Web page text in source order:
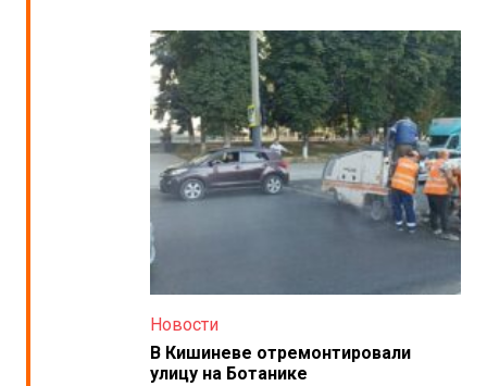
Новости
В Кишиневе отремонтировали
улицу на Ботанике